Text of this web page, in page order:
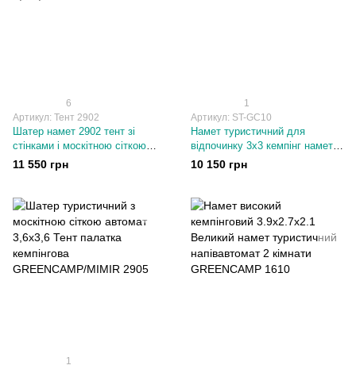
6
Артикул: Тент 2902
Шатер намет 2902 тент зі
стінками і москітною сіткою
для відпочинку, садовий 3 * 3,
11 550 грн
1
Артикул: ST-GC10
Намет туристичний для
відпочинку 3х3 кемпінг намет з
москітною сіткою
GREENCAMP 10
10 150 грн
1